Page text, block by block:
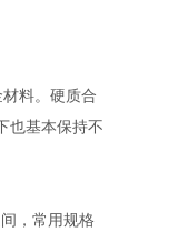
料。硬质合
也基本保持不
，常用规格